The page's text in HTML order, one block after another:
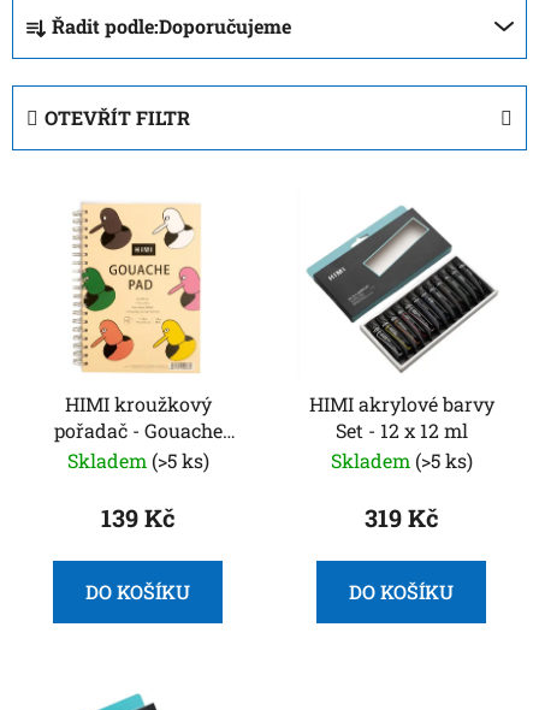
Ř
a
z
n
Řadit podle:Doporučujeme
OTEVŘÍT FILTR
HIMI kroužkový
pořadač - Gouache
Animal – 18 x 25 cm –
Skladem (>5 ks)
139 Kč
DO KOŠÍKU
HIMI akrylové barvy
Set - 12 x 12 ml
Skladem (>5 ks)
319 Kč
DO KOŠÍKU